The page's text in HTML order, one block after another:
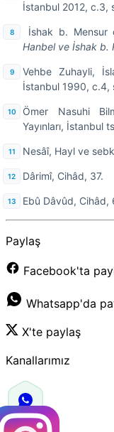
İstanbul 2012, c.3,
İshak b. Mensur
Hanbel ve İshak b.
Vehbe Zuhayli,
İstanbul 1990, c.4,
Ömer Nasuhi
Yayınları, İstanbul
Nesâî, Hayl ve
Dârimî, Cihâd, 37.
Ebû Dâvûd, Cihâd,
Paylaş
Facebook'ta
Whatsapp'da
X'te paylaş
Kanallarımız